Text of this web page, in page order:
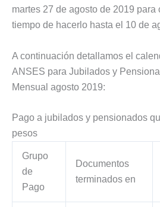
martes 27 de agosto de 2019 para
tiempo de hacerlo hasta el 10 de
A continuación detallamos el
ANSES para Jubilados y
Mensual agosto 2019:
Pago a jubilados y pensionados
pesos
Grupo
de
Pago
Documentos
terminados en